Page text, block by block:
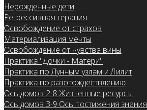
Нерожденные дети
Регрессивная терапия
Освобождение от страхов
Материализация мечты
Освобождение от чувства вины
Практика "Дочки - Матери"
Практика по Лунным узлам и Лилит
Практика по разотождествлению
Ось домов 2-8 Жизненные ресурсы
Ось домов 3-9 Ось постижения знания